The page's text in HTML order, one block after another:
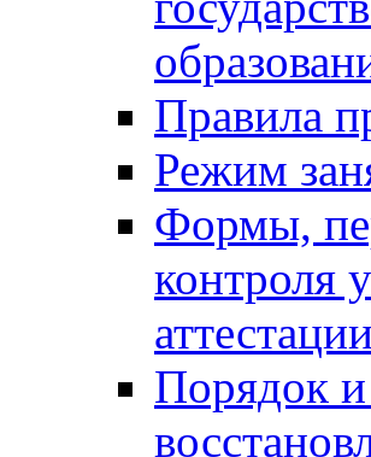
Правила
Режим
Формы,
контроля
Порядок и